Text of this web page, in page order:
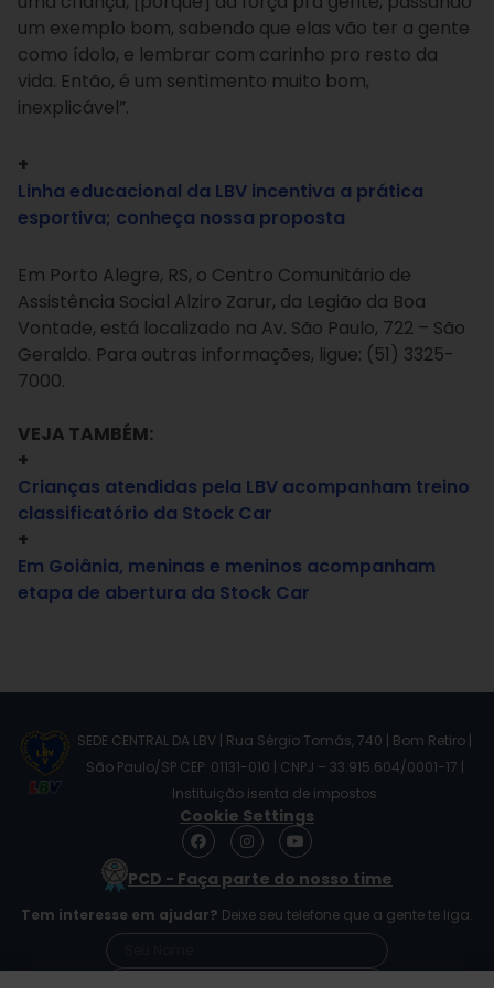
um exemplo bom, sabendo que elas vão ter a gente
como ídolo, e lembrar com carinho pro resto da
vida. Então, é um sentimento muito bom,
inexplicável”.
+
Linha educacional da LBV incentiva a prática
esportiva; conheça nossa proposta
Em Porto Alegre, RS, o Centro Comunitário de
Assistência Social Alziro Zarur, da Legião da Boa
Vontade, está localizado na Av. São Paulo, 722 – São
Geraldo. Para outras informações, ligue: (51) 3325-
7000.
VEJA TAMBÉM:
+
Crianças atendidas pela LBV acompanham treino
classificatório da Stock Car
+
Em Goiânia, meninas e meninos acompanham
etapa de abertura da Stock Car
SEDE CENTRAL DA LBV | Rua Sérgio Tomás, 740 | Bom Retiro |
São Paulo/SP CEP: 01131-010 | CNPJ – 33.915.604/0001-17 |
Instituição isenta de impostos
Cookie Settings
F
a
e
o
o
I
n
s
t
g
r
m
Y
o
t
b
e
PCD - Faça parte do nosso time
Tem interesse em ajudar? Deixe seu telefone que a gente te liga.